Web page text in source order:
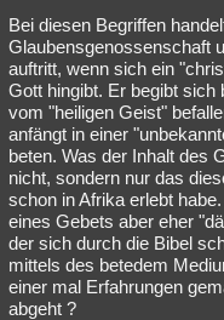
Philosophie Träume
Astronomie Helpdesk
Musik Clash
Übersichten
Besucht Teilgenommen
Lesenswert
Bei diesen Begriffen
Glaubensgenossenschaft
auftritt, wenn sich ein
Gott hingibt. Er begibt sich
vom "heiligen Geist"
anfängt in einer
beten. Was der Inhalt des
nicht, sondern nur das
schon in Afrika erlebt
eines Gebets aber eher
der sich durch die Bibel
mittels des betedem
einer mal Erfahrungen
abgeht ?